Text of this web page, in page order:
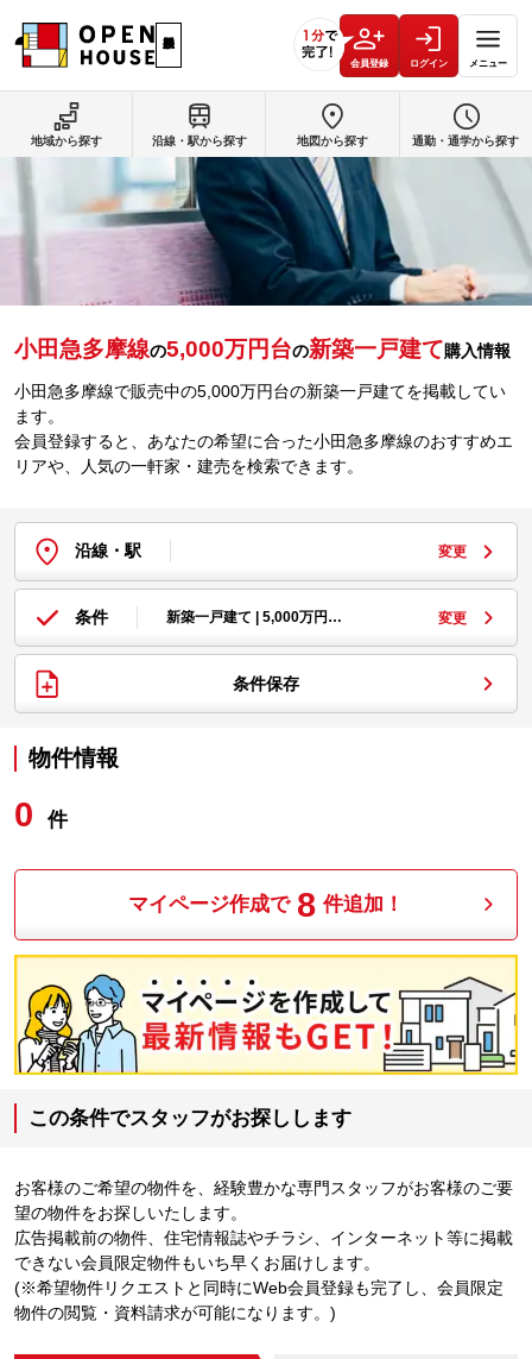
会員登録 ログイン メニュー
小田急多摩線の5,000万円台の新築一戸建て購入情報
小田急多摩線で販売中の5,000万円台の新築一戸建てを掲載してい
ます。
会員登録すると、あなたの希望に合った小田急多摩線のおすすめエ
リアや、人気の一軒家・建売を検索できます。
沿線・駅 変更
条件 新築一戸建て | 5,000万円… 変更
条件保存
物件情報
0 件
マイページ作成で 8 件追加！
この条件でスタッフがお探しします
お客様のご希望の物件を、経験豊かな専門スタッフがお客様のご要
望の物件をお探しいたします。
広告掲載前の物件、住宅情報誌やチラシ、インターネット等に掲載
できない会員限定物件もいち早くお届けします。
(※希望物件リクエストと同時にWeb会員登録も完了し、会員限定
物件の閲覧・資料請求が可能になります。)
地域から探す 沿線・駅から探す 地図から探す 通勤・通学から探す